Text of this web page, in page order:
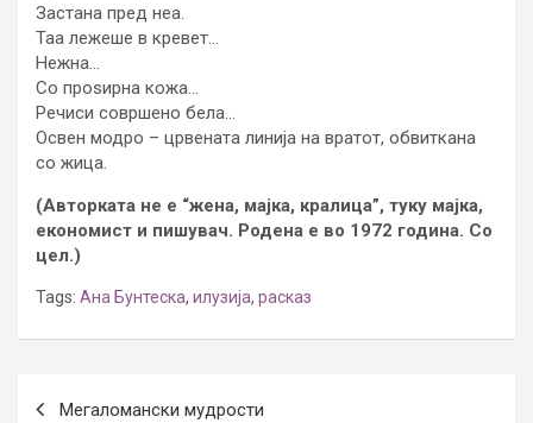
Застана пред неа.
Таа лежеше в кревет…
Нежна…
Со проѕирна кожа…
Речиси совршено бела…
Освен модро – црвената линија на вратот, обвиткана
со жица.
(Авторката не е “жена, мајка, кралица”, туку мајка,
економист и пишувач. Родена е во 1972 година. Со
цел.)
Tags: Ана Бунтеска, илузија, расказ
Мегаломански мудрости